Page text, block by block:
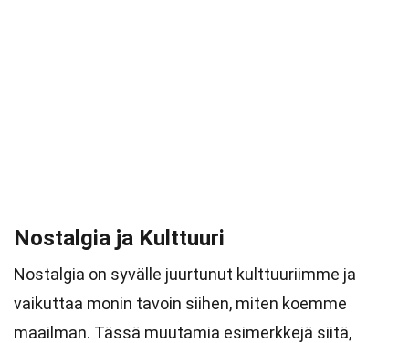
Nostalgia ja Kulttuuri
Nostalgia on syvälle juurtunut kulttuuriimme ja
vaikuttaa monin tavoin siihen, miten koemme
maailman. Tässä muutamia esimerkkejä siitä,